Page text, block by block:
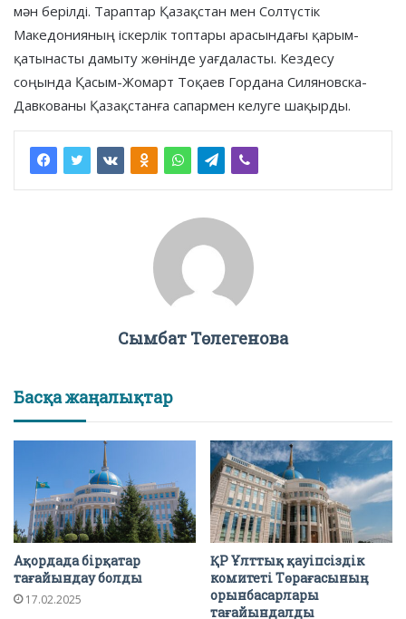
мән берілді. Тараптар Қазақстан мен Солтүстік
Македонияның іскерлік топтары арасындағы қарым-
қатынасты дамыту жөнінде уағдаласты. Кездесу
соңында Қасым-Жомарт Тоқаев Гордана Силяновска-
Давкованы Қазақстанға сапармен келуге шақырды.
Сымбат Төлегенова
Басқа жаңалықтар
Ақордада бірқатар
тағайындау болды
17.02.2025
ҚР Ұлттық қауіпсіздік
комитеті Төрағасының
орынбасарлары
тағайындалды